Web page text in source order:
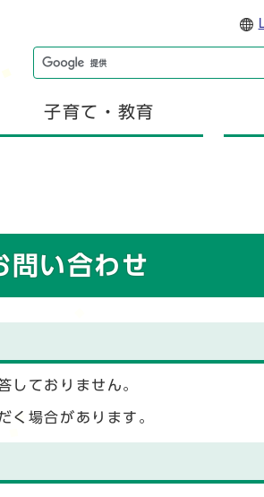
子育て・教育
問い合わせ
しておりません。
く場合があります。